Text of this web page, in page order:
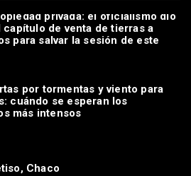
privada: el oficialismo dio
capítulo de venta de tierras a
para salvar la sesión de este
por tormentas y viento para
cuándo se esperan los
más intensos
Chaco